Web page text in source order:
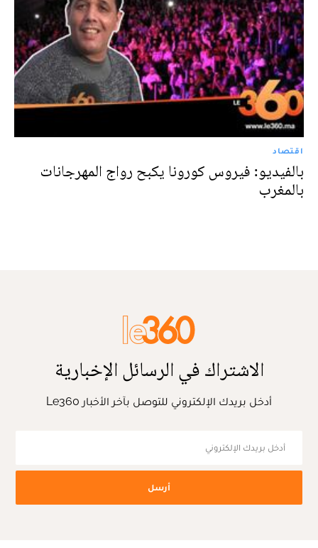
اقتصاد
بالفيديو: فيروس كورونا يكبح رواج المهرجانات
بالمغرب
الاشتراك في الرسائل الإخبارية
أدخل بريدك الإلكتروني للتوصل بآخر الأخبار Le360
أرسل